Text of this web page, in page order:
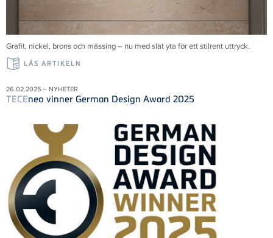
Grafit, nickel, brons och mässing – nu med slät yta för ett stilrent uttryck.
LÄS ARTIKELN
26.02.2025 – NYHETER
TECEneo vinner German Design Award 2025